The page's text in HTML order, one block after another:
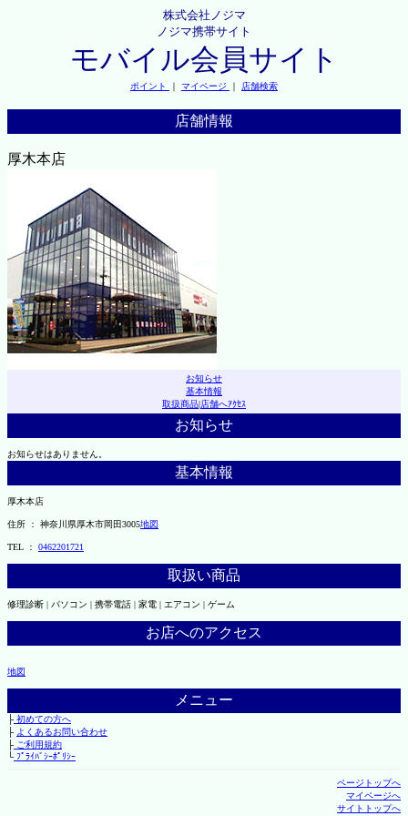
株式会社ノジマ
ノジマ携帯サイト
モバイル会員サイト
ポイント ｜ マイページ ｜ 店舗検索
店舗情報
厚木本店
お知らせ
基本情報
取扱商品|店舗へｱｸｾｽ
お知らせ
お知らせはありません。
基本情報
厚木本店
住所 ： 神奈川県厚木市岡田3005地図
TEL ： 0462201721
取扱い商品
修理診断 | パソコン | 携帯電話 | 家電 | エアコン | ゲーム
お店へのアクセス
地図
メニュー
├初めての方へ
├ よくあるお問い合わせ
├ご利用規約
└ﾌﾟﾗｲﾊﾞｼｰﾎﾟﾘｼｰ
ページトップへ
マイページへ
サイトトップへ